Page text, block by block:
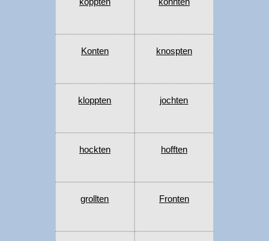
Konten knospten
kloppten jochten
hockten hofften
grollten Fronten